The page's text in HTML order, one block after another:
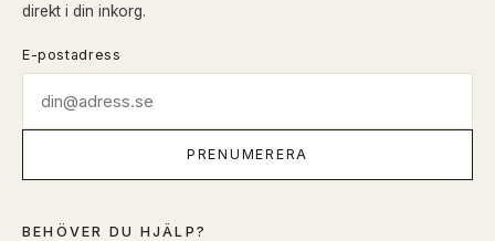
direkt i din inkorg.
E-postadress
PRENUMERERA
BEHÖVER DU HJÄLP?